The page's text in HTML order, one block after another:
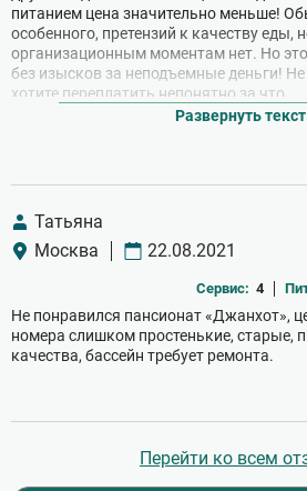
питанием цена значительно меньше!
особенного, претензий к качеству еды,
организационным моментам нет. Но
без изысков за неподъемные деньги!
хотите переплатить непонятно за что.
Развернуть текст
Татьяна
Москва
22.08.2021
Сервис: 4
Не понравился пансионат «Джанхот»,
номера слишком простенькие, старые,
качества, бассейн требует ремонта.
Перейти ко всем